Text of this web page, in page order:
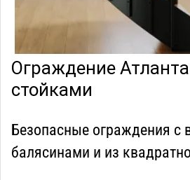
Ограждение
стойками
Безопасные ограждения с
балясинами и из